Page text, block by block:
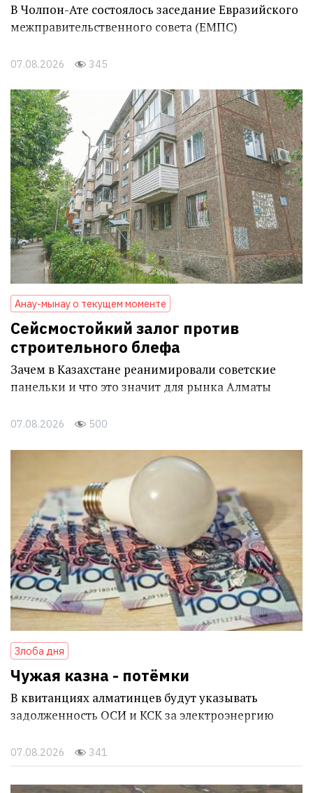
В Чолпон-Ате состоялось заседание Евразийского
межправительственного совета (ЕМПС)
07.08.2026 345
Анау-мынау о текущем моменте
Сейсмостойкий залог против
строительного блефа
Зачем в Казахстане реанимировали советские
панельки и что это значит для рынка Алматы
07.08.2026 500
Злоба дня
Чужая казна - потёмки
В квитанциях алматинцев будут указывать
задолженность ОСИ и КСК за электроэнергию
07.08.2026 341